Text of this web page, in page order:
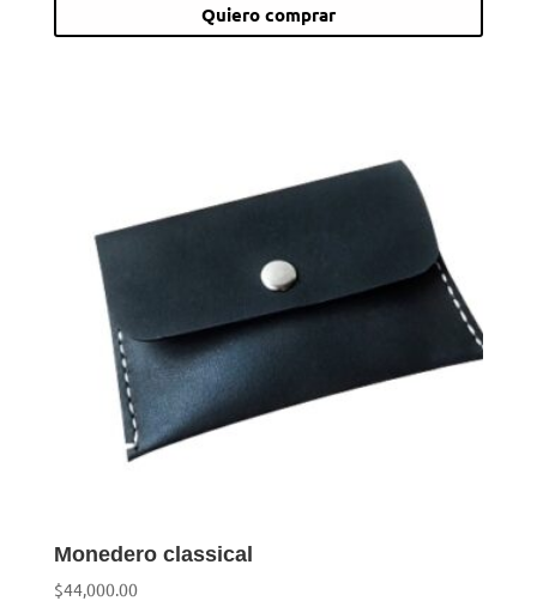
Quiero comprar
Monedero classical
$44,000.00